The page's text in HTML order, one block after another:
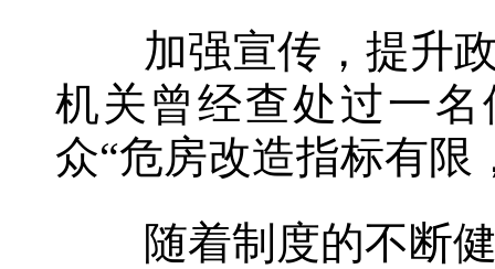
加强宣传，提升政
机关曾经查处过一
众“危房改造指标有限
随着制度的不断健